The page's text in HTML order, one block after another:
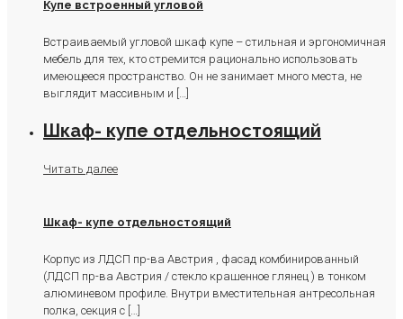
Купе встроенный угловой
Встраиваемый угловой шкаф купе – стильная и эргономичная
мебель для тех, кто стремится рационально использовать
имеющееся пространство. Он не занимает много места, не
выглядит массивным и
Шкаф- купе отдельностоящий
Читать далее
Шкаф- купе отдельностоящий
Корпус из ЛДСП пр-ва Австрия , фасад комбинированный
(ЛДСП пр-ва Австрия / стекло крашенное глянец ) в тонком
алюминевом профиле. Внутри вместительная антресольная
полка, секция с […]